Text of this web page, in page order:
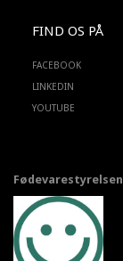
FIND OS PÅ
FACEBOOK
LINKEDIN
YOUTUBE
Fødevarestyrelsen